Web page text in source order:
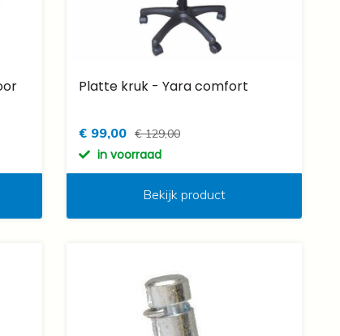
Platte kruk - Yara comfort
€ 99,00 € 129,00
in voorraad
Bekijk product